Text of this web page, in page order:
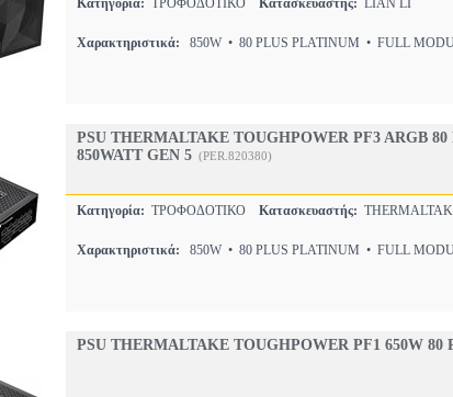
Κατηγορία: ΤΡΟΦΟΔΟΤΙΚΟ Κατασκευαστής: LIAN LI
Χαρακτηριστικά: 850W • 80 PLUS PLATINUM • FULL
PSU THERMALTAKE TOUGHPOWER PF3 ARGB
850WATT GEN 5 (PER.820380)
Κατηγορία: ΤΡΟΦΟΔΟΤΙΚΟ Κατασκευαστής:
Χαρακτηριστικά: 850W • 80 PLUS PLATINUM • FULL
PSU THERMALTAKE TOUGHPOWER PF1 650W 80